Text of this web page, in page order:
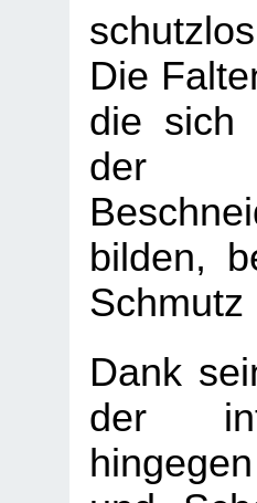
Die
die sich
der
bilden,
Dank
der